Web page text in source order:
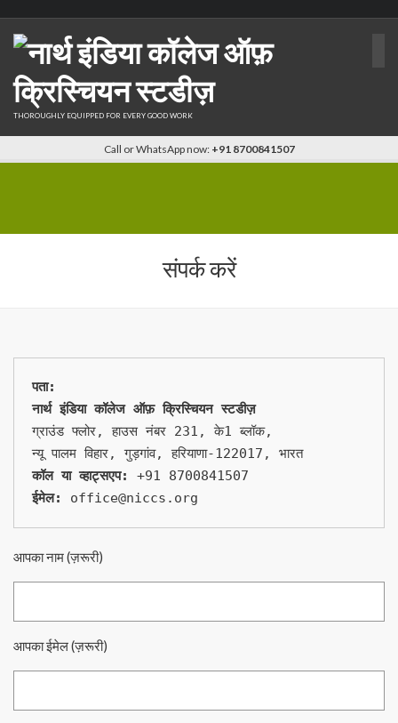
THOROUGHLY EQUIPPED FOR EVERY GOOD WORK
Call or WhatsApp now: +91 8700841507
संपर्क करें
पता:
नार्थ इंडिया कॉलेज ऑफ़ क्रिस्चियन स्टडीज़
ग्राउंड फ्लोर, हाउस नंबर 231, के1 ब्लॉक,
न्यू पालम विहार, गुड़गांव, हरियाणा-122017, भारत
कॉल या व्हाट्सएप:
+91 8700841507
ईमेल:
office@niccs.org
आपका नाम (ज़रूरी)
आपका ईमेल (ज़रूरी)